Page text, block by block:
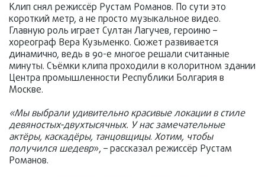
Клип снял режиссёр Рустам Романов. По сути это
короткий метр, а не просто музыкальное видео.
Главную роль играет Султан Лагучев, героиню –
хореограф Вера Кузьменко. Сюжет развивается
динамично, ведь в 90-е многое решали считанные
минуты. Съёмки клипа проходили в колоритном здании
Центра промышленности Республики Болгария в
Москве.
«Мы выбрали удивительно красивые локации в стиле
девяностых-двухтысячных. У нас замечательные
актёры, каскадёры, танцовщицы. Хотим, чтобы
получился шедевр», – рассказал режиссёр Рустам
Романов.